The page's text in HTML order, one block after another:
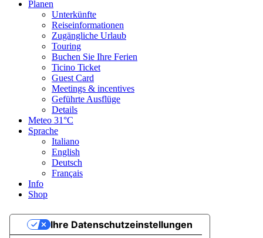
Planen
Unterkünfte
Reiseinformationen
Zugängliche Urlaub
Touring
Buchen Sie Ihre Ferien
Ticino Ticket
Guest Card
Meetings & incentives
Geführte Ausflüge
Details
Meteo 31°C
Sprache
Italiano
English
Deutsch
Français
Info
Shop
Ihre Datenschutzeinstellungen